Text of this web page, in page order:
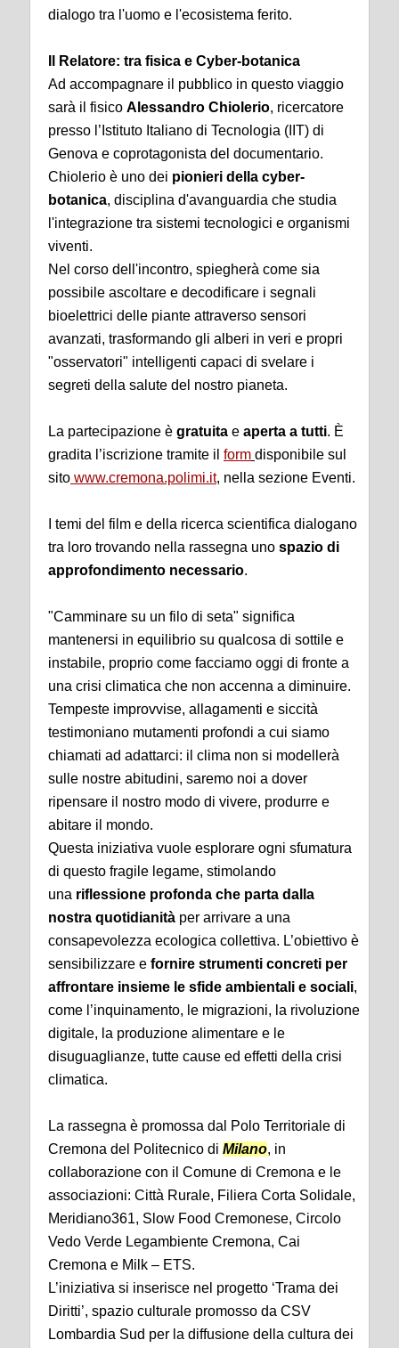
dialogo tra l'uomo e l'ecosistema ferito.
Il Relatore: tra fisica e Cyber-botanica
Ad accompagnare il pubblico in questo viaggio
sarà il fisico Alessandro Chiolerio, ricercatore
presso l’Istituto Italiano di Tecnologia (IIT) di
Genova e coprotagonista del documentario.
Chiolerio è uno dei pionieri della cyber-
botanica, disciplina d'avanguardia che studia
l'integrazione tra sistemi tecnologici e organismi
viventi.
Nel corso dell'incontro, spiegherà come sia
possibile ascoltare e decodificare i segnali
bioelettrici delle piante attraverso sensori
avanzati, trasformando gli alberi in veri e propri
"osservatori" intelligenti capaci di svelare i
segreti della salute del nostro pianeta.
La partecipazione è gratuita e aperta a tutti. È
gradita l’iscrizione tramite il form disponibile sul
sito www.cremona.polimi.it, nella sezione Eventi.
I temi del film e della ricerca scientifica dialogano
tra loro trovando nella rassegna uno spazio di
approfondimento necessario.
"Camminare su un filo di seta" significa
mantenersi in equilibrio su qualcosa di sottile e
instabile, proprio come facciamo oggi di fronte a
una crisi climatica che non accenna a diminuire.
Tempeste improvvise, allagamenti e siccità
testimoniano mutamenti profondi a cui siamo
chiamati ad adattarci: il clima non si modellerà
sulle nostre abitudini, saremo noi a dover
ripensare il nostro modo di vivere, produrre e
abitare il mondo.
Questa iniziativa vuole esplorare ogni sfumatura
di questo fragile legame, stimolando
una riflessione profonda che parta dalla
nostra quotidianità per arrivare a una
consapevolezza ecologica collettiva. L’obiettivo è
sensibilizzare e fornire strumenti concreti per
affrontare insieme le sfide ambientali e sociali,
come l’inquinamento, le migrazioni, la rivoluzione
digitale, la produzione alimentare e le
disuguaglianze, tutte cause ed effetti della crisi
climatica.
La rassegna è promossa dal Polo Territoriale di
Cremona del Politecnico di Milano, in
collaborazione con il Comune di Cremona e le
associazioni: Città Rurale, Filiera Corta Solidale,
Meridiano361, Slow Food Cremonese, Circolo
Vedo Verde Legambiente Cremona, Cai
Cremona e Milk – ETS.
L’iniziativa si inserisce nel progetto ‘Trama dei
Diritti’, spazio culturale promosso da CSV
Lombardia Sud per la diffusione della cultura dei